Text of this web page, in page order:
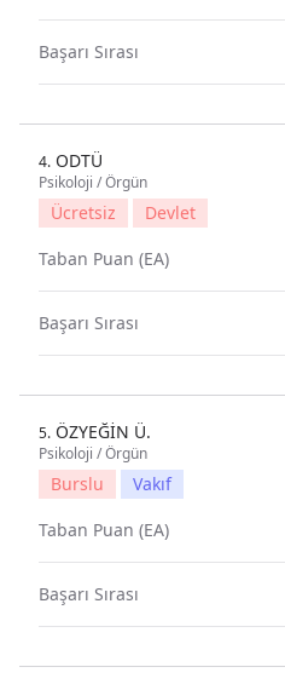
Başarı Sırası
4. ODTÜ
Psikoloji / Örgün
Ücretsiz
Devlet
Taban Puan (EA)
Başarı Sırası
5. ÖZYEĞİN Ü.
Psikoloji / Örgün
Burslu
Vakıf
Taban Puan (EA)
Başarı Sırası